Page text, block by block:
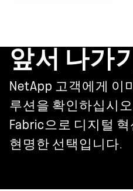
앞서 나가기
NetApp 고객에게 이
루션을 확인하십시
Fabric으로 디지털
현명한 선택입니다.